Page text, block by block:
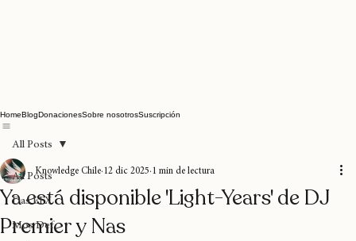
HomeBlog Donaciones
All Posts
Das EFX
All Posts
Ya está disponible 'Light-Years' de DJ
Knowledge Chile 12 dic 2025 1 min de lectura